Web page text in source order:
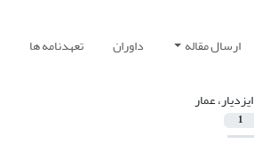
ارسال مقاله داوران تعهدنامه ها
ایزدیار، عمار
1